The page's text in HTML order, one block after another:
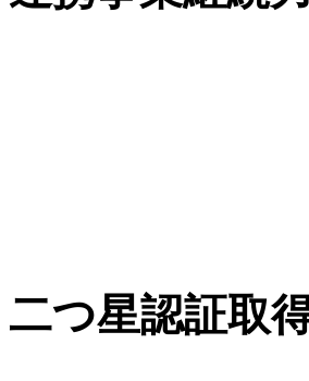
二つ星認証取